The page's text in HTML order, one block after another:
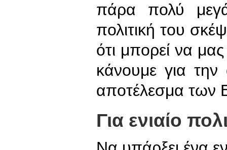
πάρα πολύ
πολιτική του
ότι μπορεί να
κάνουμε για
αποτέλεσμα των
Για ενιαίο